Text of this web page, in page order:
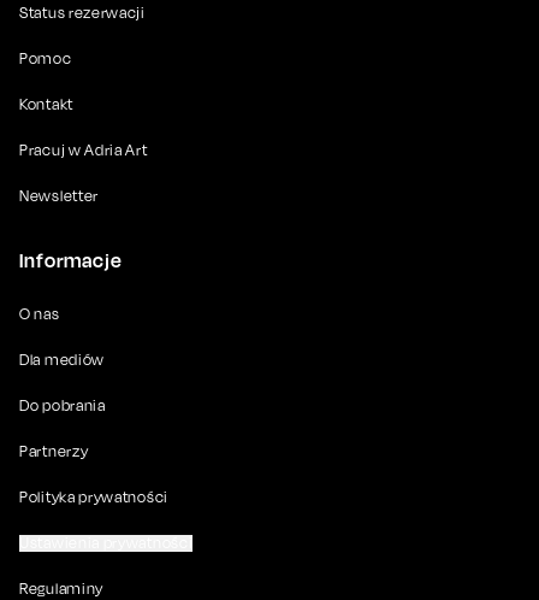
Status rezerwacji
Pomoc
Kontakt
Pracuj w Adria Art
Newsletter
Informacje
O nas
Dla mediów
Do pobrania
Partnerzy
Polityka prywatności
Regulaminy